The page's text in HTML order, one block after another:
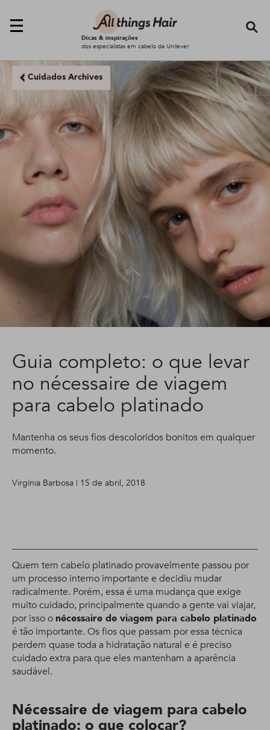
Dicas & inspirações
dos especialistas em cabelo da Unilever
Cuidados Archives
Guia completo: o que levar
no nécessaire de viagem
para cabelo platinado
Mantenha os seus fios descoloridos bonitos em qualquer
momento.
Virgínia Barbosa | 15 de abril, 2018
Quem tem cabelo platinado provavelmente passou por
um processo interno importante e decidiu mudar
radicalmente. Porém, essa é uma mudança que exige
muito cuidado, principalmente quando a gente vai viajar,
por isso onécessaire de viagem para cabelo platinado
é tão importante. Os fios que passam por essa técnica
perdem quase toda a hidratação natural e é preciso
cuidado extra para que eles mantenham a aparência
saudável.
Nécessaire de viagem para cabelo
platinado: o que colocar?